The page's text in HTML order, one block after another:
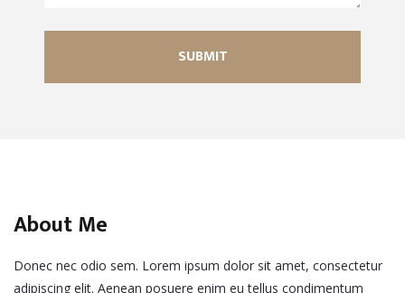
About Me
Donec nec odio sem. Lorem ipsum dolor sit amet, consectetur
adipiscing elit. Aenean posuere enim eu tellus condimentum